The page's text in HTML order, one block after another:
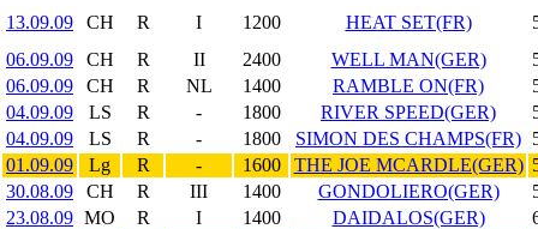
13.09.09 CH R I 1200 HEAT SET(FR)
06.09.09
CH R II 2400 WELL MAN(GER)
06.09.09
CH R NL 1400 RAMBLE ON(FR)
04.09.09
LS R - 1800 RIVER SPEED(GER)
04.09.09
LS R - 1800 SIMON DES CHAMPS(FR)
01.09.09
Lg R - 1600 THE JOE MCARDLE(GER)
30.08.09
CH R III 1400 GONDOLIERO(GER)
23.08.09 MO R I 1400 DAIDALOS(GER)